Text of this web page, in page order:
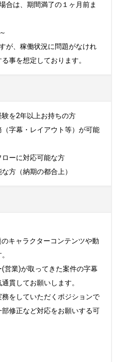
合は、期間満了の１ヶ月前ま
が、稼働状況に問題がなけれ
事を想定しております。
験を2年以上お持ちの方
（字幕・レイアウト等）が可能
ローに対応可能な方
方（納期の都合上）
キャラクターコンテンツや動
営業)が取ってきた案件の字幕
貫してお願いします。
をしていただくポジションで
修正など対応をお願いする可